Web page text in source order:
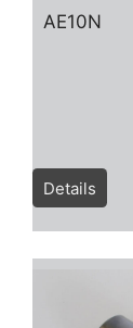
AE10N
Details